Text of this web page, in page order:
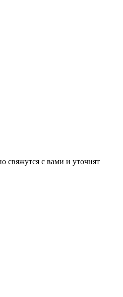
свяжутся с вами и уточнят